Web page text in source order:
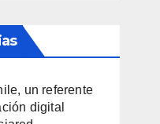
un referente
digital